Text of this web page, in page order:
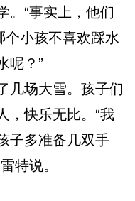
。“事实上，他们
个小孩不喜欢踩水
呢？”
场大雪。孩子们
，快乐无比。“我
子多准备几双手
特说。